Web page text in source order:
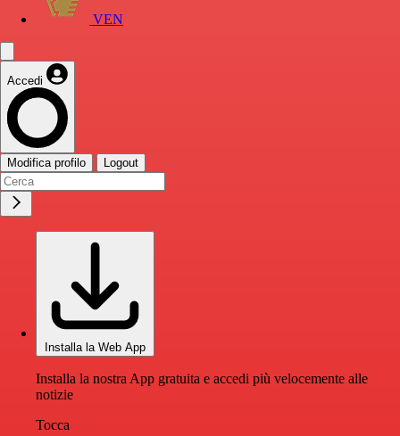
VEN
Accedi
Modifica profilo Logout
Installa la Web App
Installa la nostra App gratuita e accedi più velocemente alle
notizie
Tocca